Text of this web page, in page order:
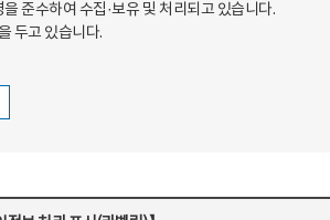
준수하여 수집·보유 및 처리되고 있습니다.
두고 있습니다.